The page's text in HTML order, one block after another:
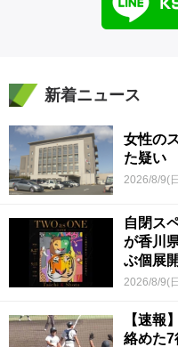
新着ニュース
女性の
た疑い
2026/8/9(
自閉ス
が香川
ぶ個展
2026/8/9(
【速報
絡めた